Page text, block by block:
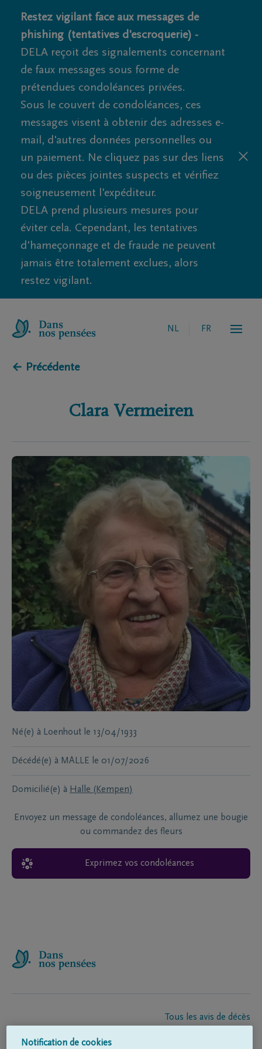
Restez vigilant face aux messages de
phishing (tentatives d'escroquerie) -
DELA reçoit des signalements concernant
de faux messages sous forme de
prétendues condoléances privées.
Sous le couvert de condoléances, ces
messages visent à obtenir des adresses e-
mail, d'autres données personnelles ou
un paiement. Ne cliquez pas sur des liens
ou des pièces jointes suspects et vérifiez
soigneusement l'expéditeur.
DELA prend plusieurs mesures pour
éviter cela. Cependant, les tentatives
d'hameçonnage et de fraude ne peuvent
jamais être totalement exclues, alors
restez vigilant.
NL FR
← Précédente
Clara Vermeiren
Né(e) à Loenhout le 13/04/1933
Décédé(e) à MALLE le 01/07/2026
Domicilié(e) à Halle (Kempen)
Envoyez un message de condoléances, allumez une bougie
ou commandez des fleurs
Exprimez vos condoléances
Tous les avis de décès
Entrepreneur de pompes funèbres
Notification de cookies